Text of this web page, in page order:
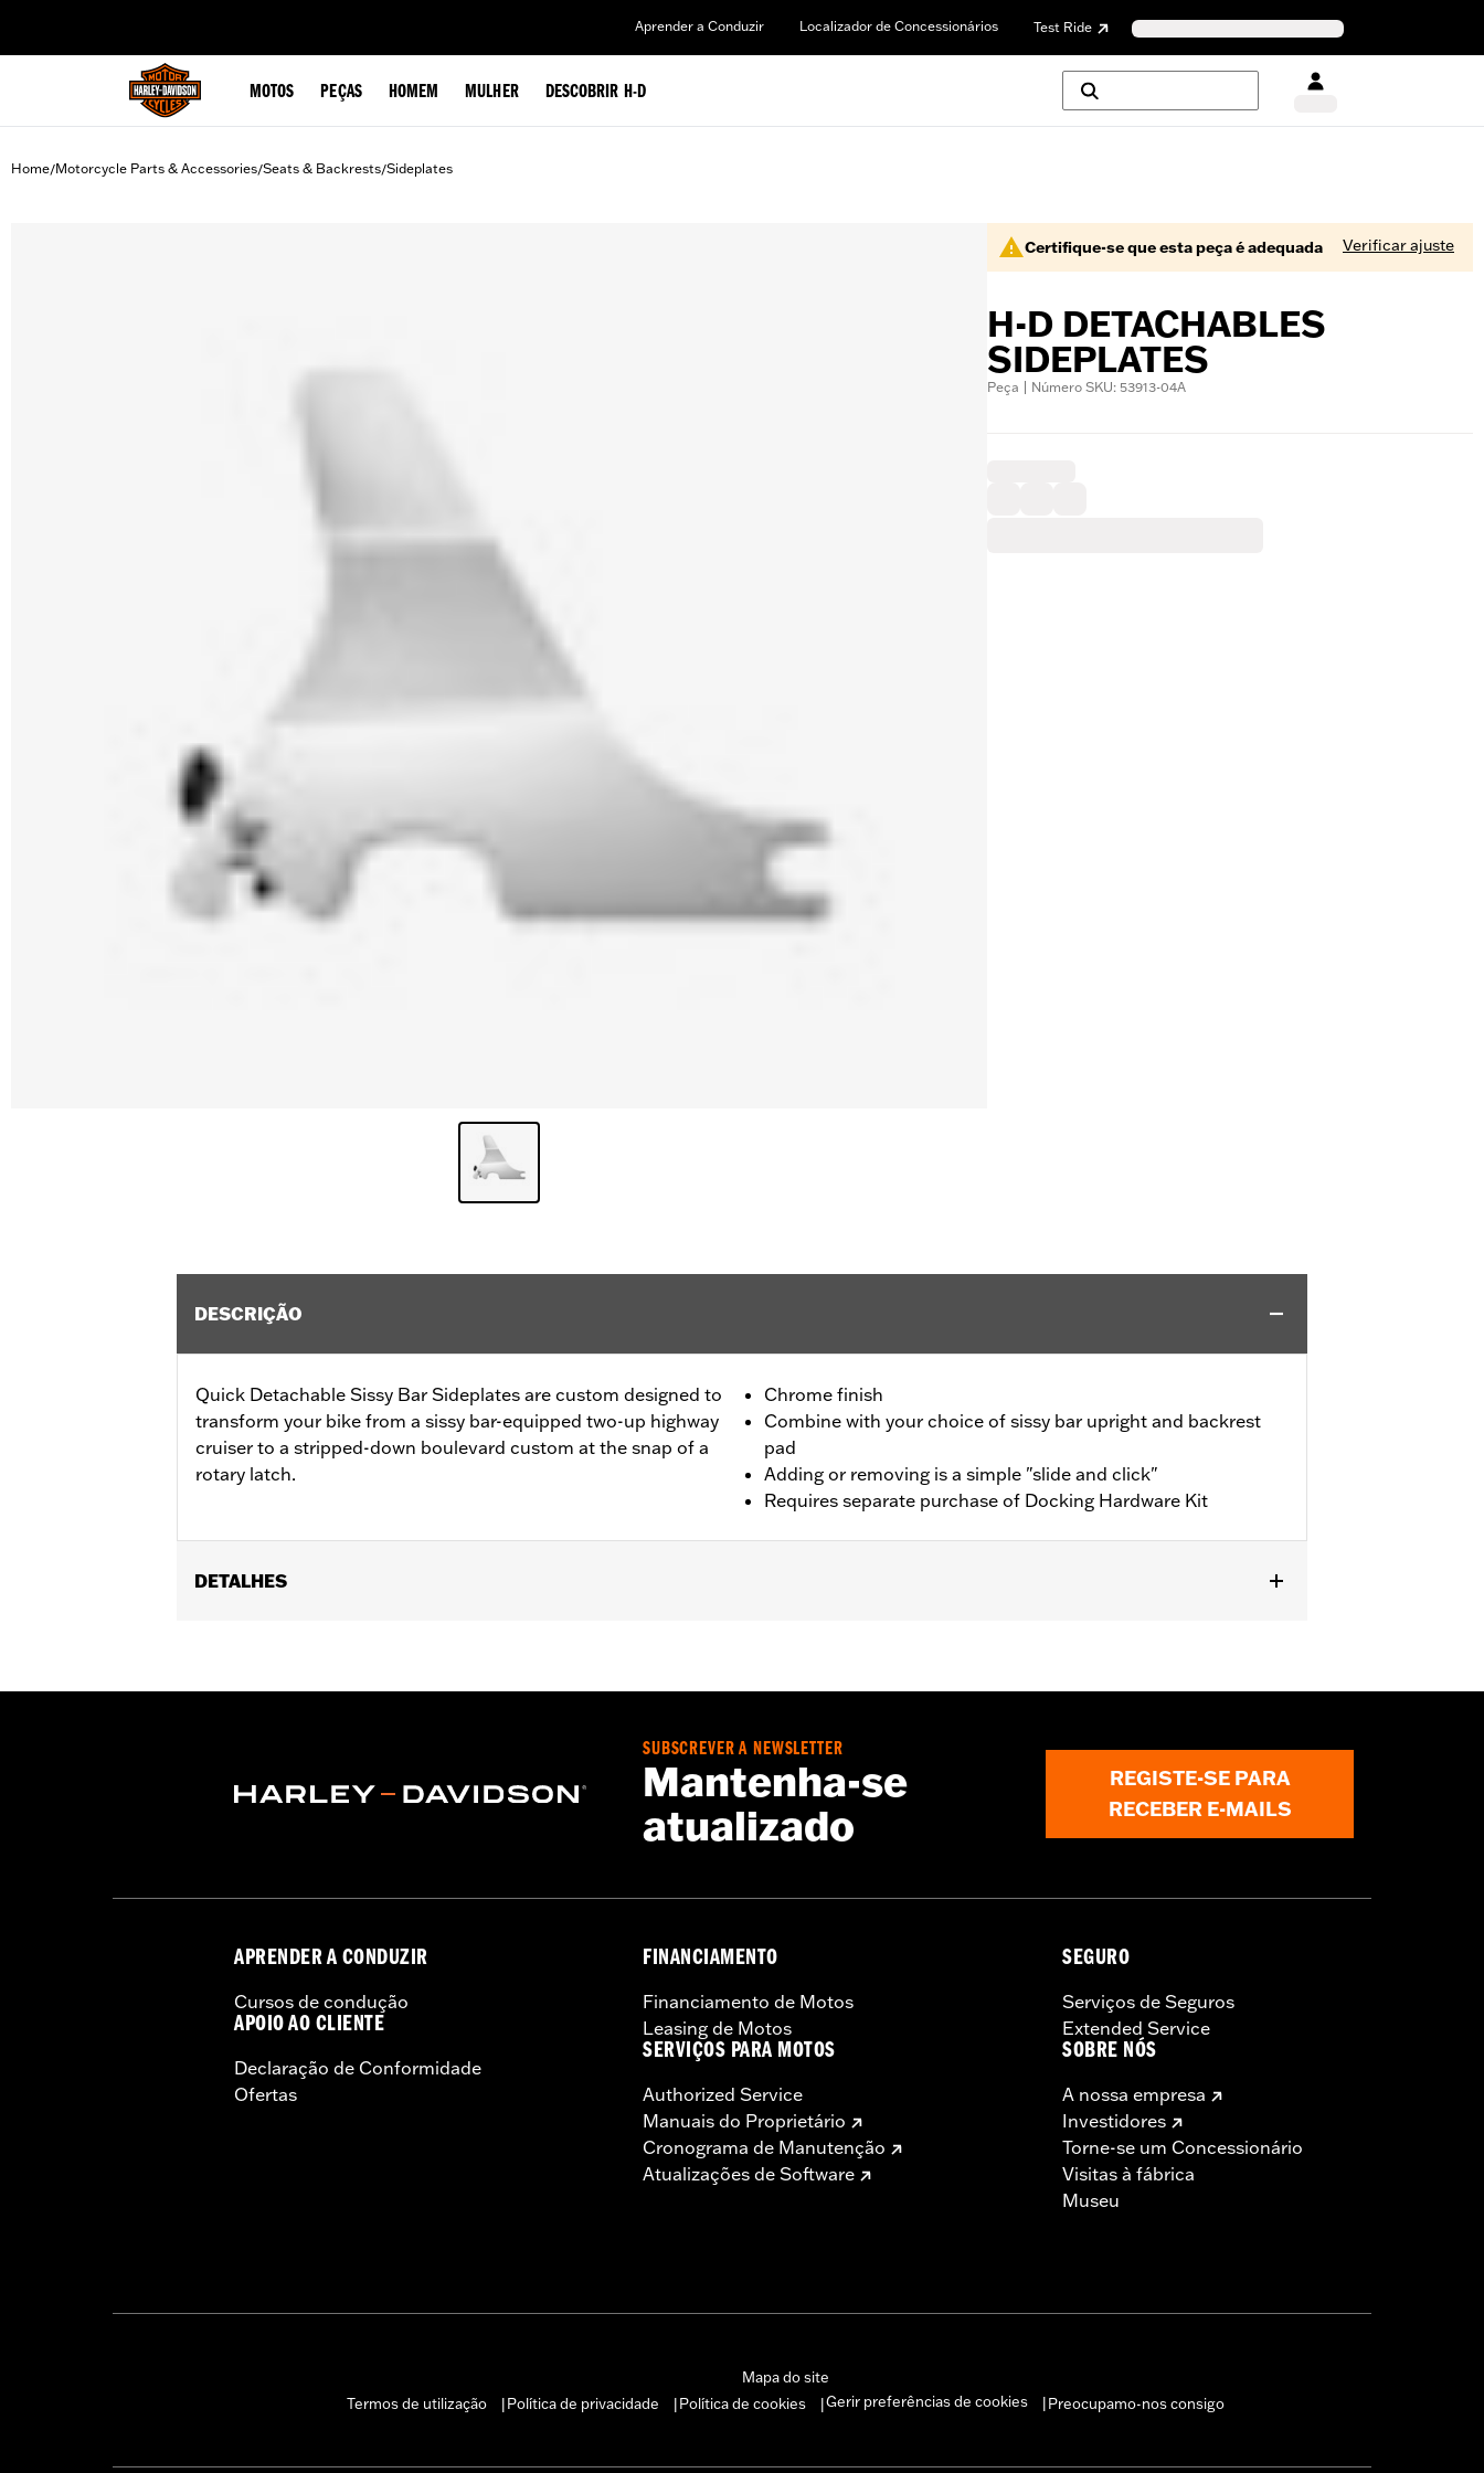
Aprender a Conduzir Localizador de Concessionários Test Ride
MOTOS PEÇAS HOMEM MULHER DESCOBRIR H-D
Home/Motorcycle Parts & Accessories/Seats & Backrests/Sideplates
Certifique-se que esta peça é adequada Verificar ajuste
H-D DETACHABLES
SIDEPLATES
Peça | Número SKU: 53913-04A
DESCRIÇÃO
Quick Detachable Sissy Bar Sideplates are custom designed to
transform your bike from a sissy bar-equipped two-up highway
cruiser to a stripped-down boulevard custom at the snap of a
rotary latch.
Chrome finish
Combine with your choice of sissy bar upright and backrest
pad
Adding or removing is a simple "slide and click"
Requires separate purchase of Docking Hardware Kit
DETALHES
Installation Instructions
Material:Steel
Detachable sideplates, red reflectors, and upright mounting screws
SUBSCREVER A NEWSLETTER
Mantenha-se
atualizado
REGISTE-SE PARA
RECEBER E-MAILS
APRENDER A CONDUZIR
Cursos de condução
APOIO AO CLIENTE
Declaração de Conformidade
Ofertas
FINANCIAMENTO
Financiamento de Motos
Leasing de Motos
SERVIÇOS PARA MOTOS
Authorized Service
Manuais do Proprietário
Cronograma de Manutenção
Atualizações de Software
SEGURO
Serviços de Seguros
Extended Service
SOBRE NÓS
A nossa empresa
Investidores
Torne-se um Concessionário
Visitas à fábrica
Museu
Mapa do site
Termos de utilização
Política de privacidade Política de cookies Gerir preferências de cookies Preocupamo-nos consigo